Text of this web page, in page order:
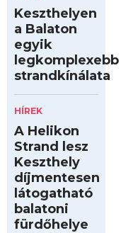
Keszthelyen
a Balaton
egyik
legkomplexebb
strandkínálata
HÍREK
A Helikon
Strand lesz
Keszthely
díjmentesen
látogatható
balatoni
fürdőhelye